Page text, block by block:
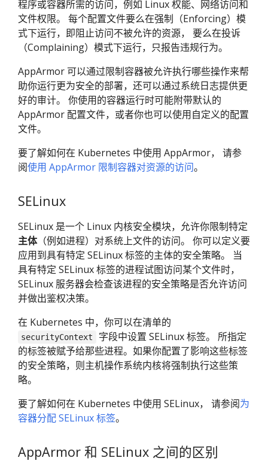
程序或容器所需的访问，例如 Linux 权能、网络访问和
文件权限。 每个配置文件要么在强制（Enforcing）模
式下运行，即阻止访问不被允许的资源， 要么在投诉
（Complaining）模式下运行，只报告违规行为。
AppArmor 可以通过限制容器被允许执行哪些操作来帮
助你运行更为安全的部署，还可以通过系统日志提供更
好的审计。 你使用的容器运行时可能附带默认的
AppArmor 配置文件，或者你也可以使用自定义的配置
文件。
要了解如何在 Kubernetes 中使用 AppArmor， 请参
阅使用 AppArmor 限制容器对资源的访问。
SELinux
SELinux 是一个 Linux 内核安全模块，允许你限制特定
主体（例如进程）对系统上文件的访问。 你可以定义要
应用到具有特定 SELinux 标签的主体的安全策略。 当
具有特定 SELinux 标签的进程试图访问某个文件时，
SELinux 服务器会检查该进程的安全策略是否允许访问
并做出鉴权决策。
在 Kubernetes 中，你可以在清单的
securityContext
字段中设置 SELinux 标签。 所指定
的标签被赋予给那些进程。如果你配置了影响这些标签
的安全策略，则主机操作系统内核将强制执行这些策
略。
要了解如何在 Kubernetes 中使用 SELinux， 请参阅为
容器分配 SELinux 标签。
AppArmor 和 SELinux 之间的区别